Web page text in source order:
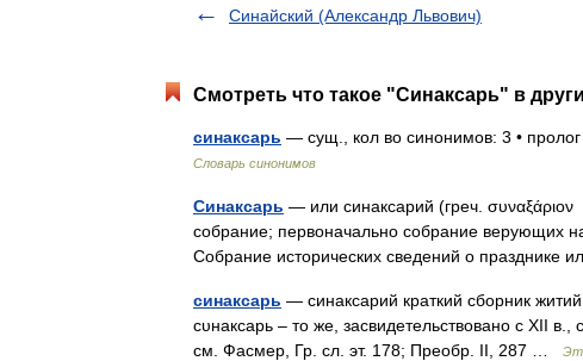
Синайский (Александр Львович)
Смотреть что такое "Синаксарь" в
синаксарь — сущ., кол во синонимов: 3 •
Словарь синонимов
Синаксарь — или синаксарий (греч.
собрание; первоначально собрание верующих
Собрание исторических сведений о
синаксарь — синаксарий краткий сборник
сυнаксарь – то же, засвидетельствовано с ХII в.,
см. Фасмер, Гр. сл. эт. 178; Преобр. II, 287 …